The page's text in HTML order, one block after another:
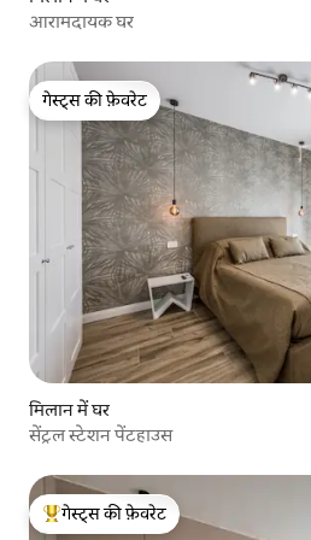
आरामदायक घर
गेस्ट्स की फ़ेवरेट
गेस्ट्स की फ़ेवरेट
मिलान में घर
सेंट्रल स्टेशन पेंटहाउस
गेस्ट्स का टॉप फ़ेवरेट
गेस्ट्स की फ़ेवरेट